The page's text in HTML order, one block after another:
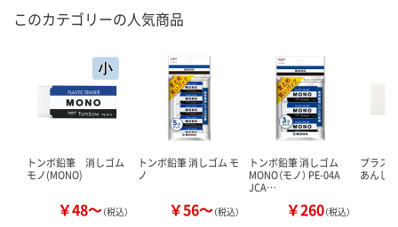
このカテゴリーの人気商品
トンボ鉛筆 消しゴム
モノ(MONO)
￥48～（税込）
トンボ鉛筆 消しゴム モ
ノ
￥56～（税込）
トンボ鉛筆 消しゴム
MONO（モノ） PE-04A
JCA…
￥260（税込）
プラス
あんし